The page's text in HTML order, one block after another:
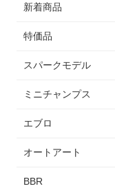
新着商品
特価品
スパークモデル
ミニチャンプス
エブロ
オートアート
BBR